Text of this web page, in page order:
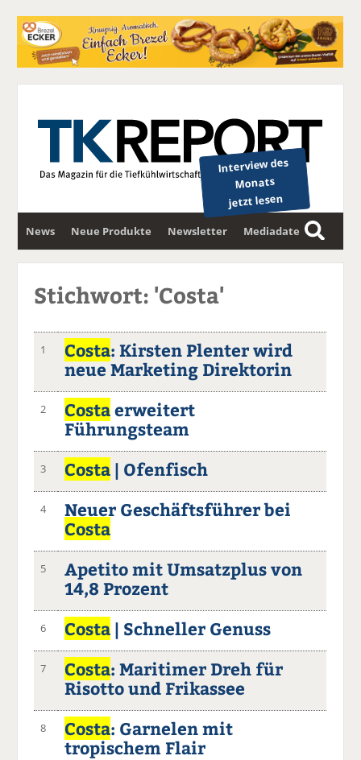
Interview des
Monats
jetzt lesen
News Neue Produkte Newsletter Mediadaten
S
u
Stichwort: 'Costa'
1 Costa: Kirsten Plenter wird
neue Marketing Direktorin
2 Costaerweitert
Führungsteam
3 Costa | Ofenfisch
4
Neuer Geschäftsführer bei
Costa
5
Apetito mit Umsatzplus von
14,8 Prozent
6 Costa | Schneller Genuss
7 Costa: Maritimer Dreh für
Risotto und Frikassee
8 Costa: Garnelen mit
tropischem Flair